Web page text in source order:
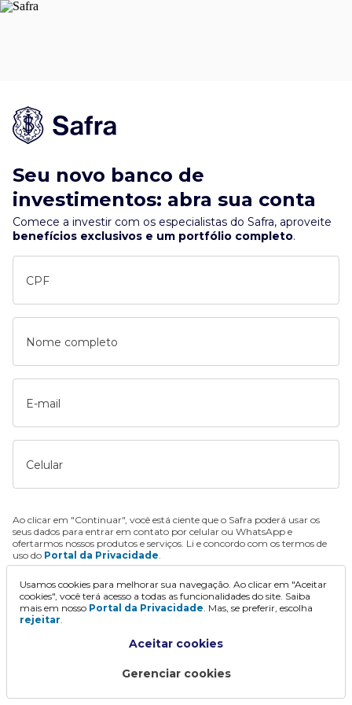
Seu novo banco de
investimentos: abra sua conta
Comece a investir com os especialistas do Safra, aproveite
benefícios exclusivos e um portfólio completo.
CPF
Nome completo
E-mail
Celular
Ao clicar em "Continuar", você está ciente que o Safra poderá usar os
seus dados para entrar em contato por celular ou WhatsApp e
ofertarmos nossos produtos e serviços. Li e concordo com os termos de
uso do Portal da Privacidade.
Continuar
Usamos cookies para melhorar sua navegação. Ao clicar em "Aceitar
cookies", você terá acesso a todas as funcionalidades do site. Saiba
mais em nosso Portal da Privacidade. Mas, se preferir, escolha
rejeitar.
Aceitar cookies
Gerenciar cookies